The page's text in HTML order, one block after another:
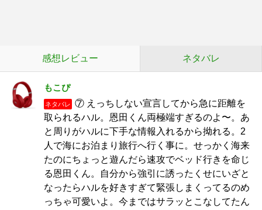
感想レビュー ネタバレ
もこぴ
ネタバレ
⑦ えっちしない宣言してから急に距離を
取られるハル。恩田くん両極端すぎるのよ〜。あ
と周りがハルに下手な情報入れるから拗れる。2
人で海にお泊まり旅行へ行く事に。せっかく海来
たのにちょっと遊んだら速攻でベッド行きを命じ
る恩田くん。自分から強引に誘ったくせにいざと
なったらハルを好きすぎて緊張しまくってるのめ
っちゃ可愛いよ。今まではサラッとこなしてたん